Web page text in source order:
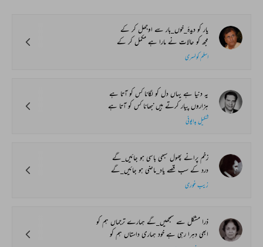
یار کو دیدۂ_خوں_بار سے اوجھل کر کے
مجھ کو حالات نے مارا ہے مکمل کر کے
اسلم کولسری
یہ دنیا ہے یہاں دل کو لگانا کس کو آتا ہے
ہزاروں پیار کرتے ہیں نبھانا کس کو آتا ہے
شکیل بدایونی
زخم پرانے پھول سبھی باسی ہو جائیں_گے
درد کے سب قصے یاد_ماضی ہو جائیں_گے
زیب غوری
ذرا مشکل سے سمجھیں_گے ہمارے ترجماں ہم کو
ابھی دہرا رہی ہے خود ہماری داستاں ہم کو